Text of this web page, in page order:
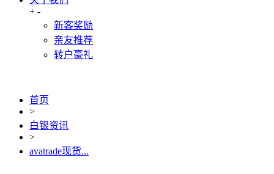
+ -
新客奖励
亲友推荐
转户豪礼
首页
>
白银资讯
>
avatrade现货...